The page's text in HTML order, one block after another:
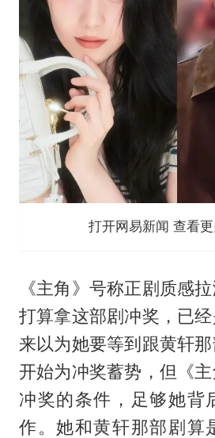
打开网易新闻 查看
《主角》号称正剧质感
打算拿这部剧冲奖，已
来以为她要等到跟黄轩
开始为冲奖蓄势，但《
冲奖的条件，足够她背
作。她和黄轩那部剧算